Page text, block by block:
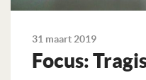
31 maart 2019
Focus: